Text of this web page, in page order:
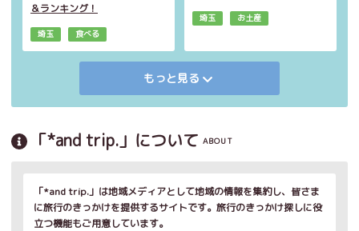
＆ランキング！
埼玉 食べる
埼玉 お土産
もっと見る
「*and trip.」について ABOUT
「*and trip.」は地域メディアとして地域の情報を集約し、皆さま
に旅行のきっかけを提供するサイトです。旅行のきっかけ探しに役
立つ機能もご用意しています。